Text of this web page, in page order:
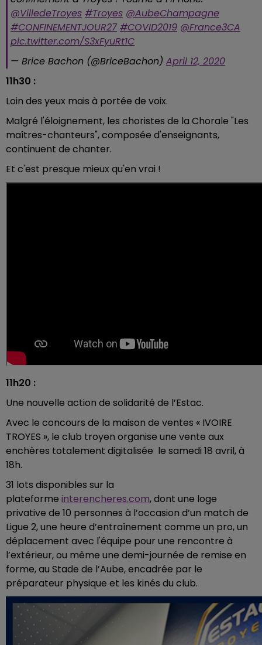
@VilledeTroyes #Troyes @AubeChampagne
#CONFINEMENTJOUR27 #COVID2019 @France3CA
pic.twitter.com/S3xFyuRt1C
— Brice Bachon (@BriceBachon) April 12, 2020
11h30 :
Loin des yeux mais à portée de voix.
Malgré l'éloignement, les choristes de la Chorale "Les
maîtres-chanteurs", composée d'enseignants,
continuent de chanter.
Et c'est presque mieux qu'en vrai !
11h20 :
Une nouvelle action de solidarité de l’Estac.
Avec le concours de la maison de ventes « IVOIRE
TROYES », le club troyen organise une vente aux
enchères totalement digitalisée le samedi 18 avril, à
18h.
31 lots disponibles sur la
plateforme interencheres.com, dont une loge
privative de 10 personnes à l’occasion d’un match de
Ligue 2, une heure d’entraînement comme un pro, un
déplacement avec l'équipe pour une rencontre à
l’extérieur, ou même une demi-journée de remise en
forme, au Stade de l’Aube, encadrée par le
préparateur physique et les kinés du club.